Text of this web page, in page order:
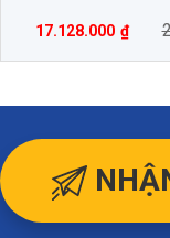
17.128.000 ₫